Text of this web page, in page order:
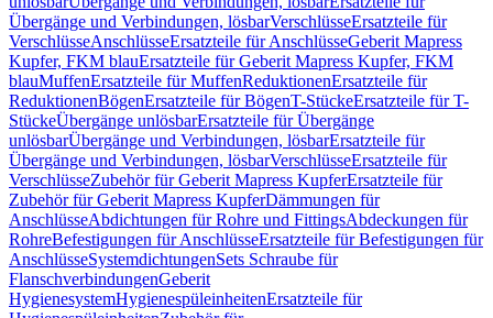
Übergänge und Verbindungen, lösbarVerschlüsseErsatzteile für
VerschlüsseAnschlüsseErsatzteile für AnschlüsseGeberit Mapress
Kupfer, FKM blauErsatzteile für Geberit Mapress Kupfer, FKM
blauMuffenErsatzteile für MuffenReduktionenErsatzteile für
ReduktionenBögenErsatzteile für BögenT-StückeErsatzteile für T-
StückeÜbergänge unlösbarErsatzteile für Übergänge
unlösbarÜbergänge und Verbindungen, lösbarErsatzteile für
Übergänge und Verbindungen, lösbarVerschlüsseErsatzteile für
VerschlüsseZubehör für Geberit Mapress KupferErsatzteile für
Zubehör für Geberit Mapress KupferDämmungen für
AnschlüsseAbdichtungen für Rohre und FittingsAbdeckungen für
RohreBefestigungen für AnschlüsseErsatzteile für Befestigungen für
AnschlüsseSystemdichtungenSets Schraube für
FlanschverbindungenGeberit
HygienesystemHygienespüleinheitenErsatzteile für